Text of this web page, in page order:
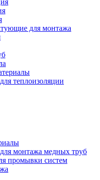
для монтажа
теплоизоляции
монтажа медных труб
промывки систем